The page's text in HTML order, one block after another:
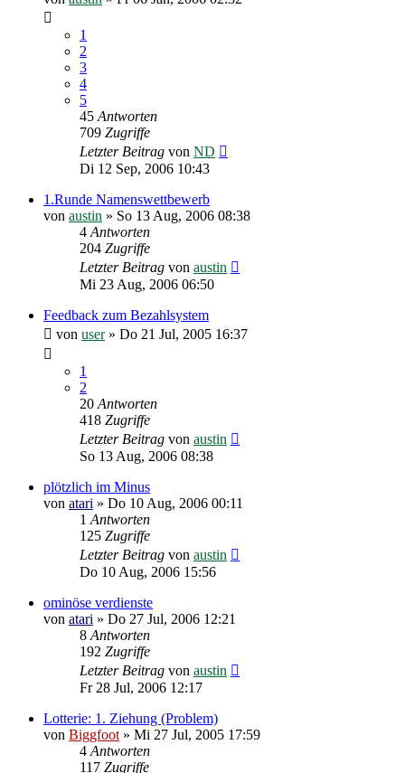
1
2
3
4
5
45Antworten
709 Zugriffe
Letzter Beitrag von ND
Di 12 Sep, 2006 10:43
1.Runde Namenswettbewerb
von austin » So 13 Aug, 2006 08:38
4Antworten
204 Zugriffe
Letzter Beitrag von austin
Mi 23 Aug, 2006 06:50
Feedback zum Bezahlsystem
von user» Do 21 Jul, 2005 16:37
1
2
20Antworten
418 Zugriffe
Letzter Beitrag von austin
So 13 Aug, 2006 08:38
plötzlich im Minus
von atari » Do 10 Aug, 2006 00:11
1Antworten
125 Zugriffe
Letzter Beitrag von austin
Do 10 Aug, 2006 15:56
ominöse verdienste
von atari » Do 27 Jul, 2006 12:21
8Antworten
192 Zugriffe
Letzter Beitrag von austin
Fr 28 Jul, 2006 12:17
Lotterie: 1. Ziehung (Problem)
von Biggfoot» Mi 27 Jul, 2005 17:59
4Antworten
117 Zugriffe